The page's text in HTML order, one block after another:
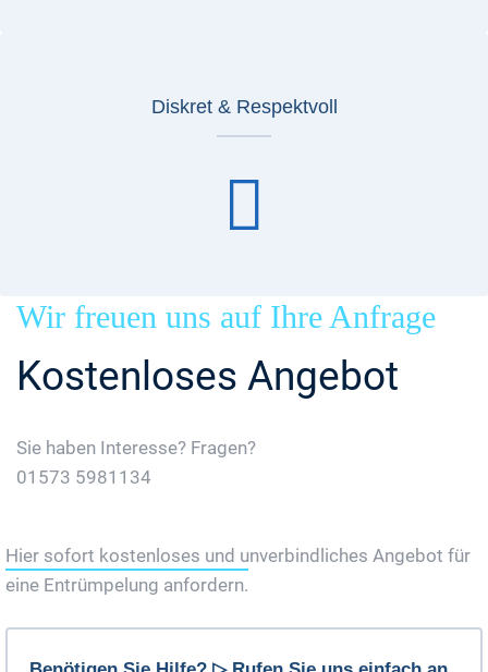
Diskret & Respektvoll
Wir freuen uns auf Ihre Anfrage
Kostenloses Angebot
Sie haben Interesse? Fragen?
01573 5981134
Hier sofort kostenloses und unverbindliches Angebot für
eine Entrümpelung anfordern.